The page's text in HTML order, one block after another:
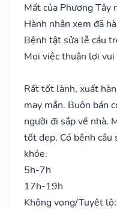
Mất của Phương Tây
Hành nhân xem đã
Bệnh tật sửa lễ cầu
Mọi việc thuận lợi
Rất tốt lành, xuất
may mắn. Buôn bán
người đi sắp về nhà.
tốt đẹp. Có bệnh cầu
khỏe.
5h-7h
17h-19h
Không vong/Tuyệt lộ: